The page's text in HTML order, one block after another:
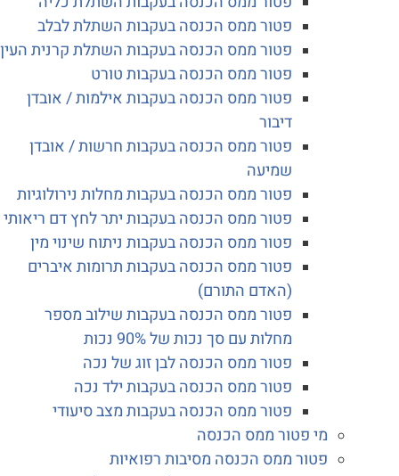
פטור ממס הכנסה בעקבות השתלת לבלב
פטור ממס הכנסה בעקבות השתלת קרנית העין
פטור ממס הכנסה בעקבות טורט
פטור ממס הכנסה בעקבות אילמות / אובדן
דיבור
פטור ממס הכנסה בעקבות חרשות / אובדן
שמיעה
פטור ממס הכנסה בעקבות מחלות נירולוגיות
פטור ממס הכנסה בעקבות יתר לחץ דם ריאותי
פטור ממס הכנסה בעקבות ניתוח שינוי מין
פטור ממס הכנסה בעקבות תרומות איברים
(האדם התורם)
פטור ממס הכנסה בעקבות שילוב מספר
מחלות עם סך נכות של 90% נכות
פטור ממס הכנסה לבן זוג של נכה
פטור ממס הכנסה בעקבות ילד נכה
פטור ממס הכנסה בעקבות מצב סיעודי
מי פטור ממס הכנסה
פטור ממס הכנסה מסיבות רפואיות